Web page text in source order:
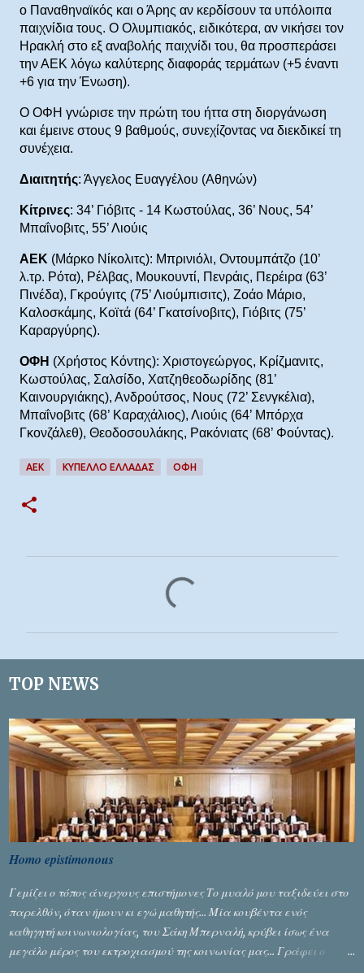
ο Παναθηναϊκός και ο Άρης αν κερδίσουν τα υπόλοιπα
παιχνίδια τους. Ο Ολυμπιακός, ειδικότερα, αν νικήσει τον
Ηρακλή στο εξ αναβολής παιχνίδι του, θα προσπεράσει
την ΑΕΚ λόγω καλύτερης διαφοράς τερμάτων (+5 έναντι
+6 για την Ένωση).
Ο ΟΦΗ γνώρισε την πρώτη του ήττα στη διοργάνωση
και έμεινε στους 9 βαθμούς, συνεχίζοντας να διεκδικεί τη
συνέχεια.
Διαιτητής: Άγγελος Ευαγγέλου (Αθηνών)
Κίτρινες: 34’ Γιόβιτς - 14 Κωστούλας, 36’ Νους, 54’
Μπαΐνοβιτς, 55’ Λιούις
ΑΕΚ (Μάρκο Νίκολιτς): Μπρινιόλι, Οντουμπάτζο (10’
λ.τρ. Ρότα), Ρέλβας, Μουκουντί, Πενράις, Περέιρα (63’
Πινέδα), Γκρούγιτς (75’ Λιούμπισιτς), Ζοάο Μάριο,
Καλοσκάμης, Κοϊτά (64’ Γκατσίνοβιτς), Γιόβιτς (75’
Καραργύρης).
ΟΦΗ (Χρήστος Κόντης): Χριστογεώργος, Κρίζμανιτς,
Κωστούλας, Σαλσίδο, Χατζηθεοδωρίδης (81’
Καινουργιάκης), Ανδρούτσος, Νους (72’ Σενγκέλια),
Μπαΐνοβιτς (68’ Καραχάλιος), Λιούις (64’ Μπόρχα
Γκονζάλεθ), Θεοδοσουλάκης, Ρακόνιατς (68’ Φούντας).
ΑΕΚ ΚΥΠΕΛΛΟ ΕΛΛΑΔΑΣ ΟΦΗ
α
TOP NEWS
Homo epistimonous
Γεμίζει ο τόπος άνεργους επιστήμονες Το μυαλό μου ταξιδεύει στο
παρελθόν, όταν ήμουν κι εγώ μαθητής... Μία κουβέντα ενός
καθηγητή κοινωνιολογίας, του Σάκη Μπερναλή, κρύβει ίσως ένα
μεγάλο μέρος του εκτροχιασμού της κοινωνίας μας... Γράφει ο